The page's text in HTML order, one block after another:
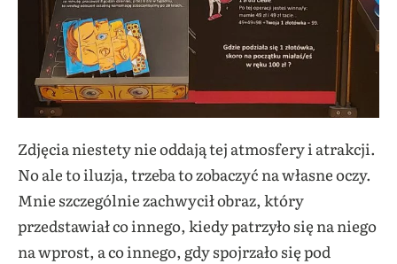
Zdjęcia niestety nie oddają tej atmosfery i atrakcji.
No ale to iluzja, trzeba to zobaczyć na własne oczy.
Mnie szczególnie zachwycił obraz, który
przedstawiał co innego, kiedy patrzyło się na niego
na wprost, a co innego, gdy spojrzało się pod